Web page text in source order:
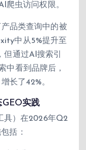
爬虫访问权限。
品类查询中的被
中从5%提升至
但通过AI搜索引
中看到品牌后，
长了42%。
GEO实践
具）在2026年Q2
括：